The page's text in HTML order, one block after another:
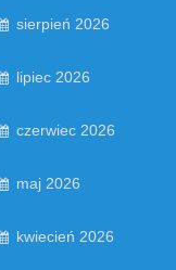
sierpień 2026
lipiec 2026
czerwiec 2026
maj 2026
kwiecień 2026